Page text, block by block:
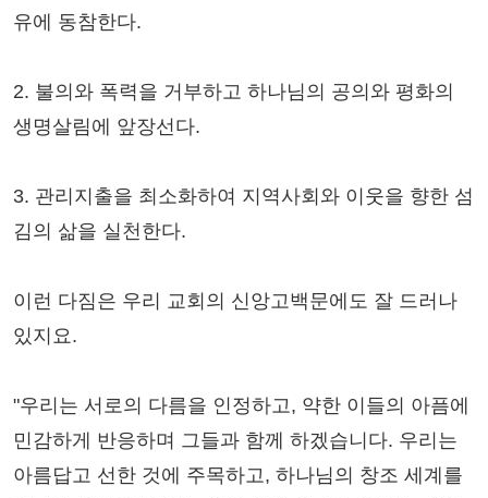
유에 동참한다.
2. 불의와 폭력을 거부하고 하나님의 공의와 평화의
생명살림에 앞장선다.
3. 관리지출을 최소화하여 지역사회와 이웃을 향한 섬
김의 삶을 실천한다.
이런 다짐은 우리 교회의 신앙고백문에도 잘 드러나
있지요.
"우리는 서로의 다름을 인정하고, 약한 이들의 아픔에
민감하게 반응하며 그들과 함께 하겠습니다. 우리는
아름답고 선한 것에 주목하고, 하나님의 창조 세계를